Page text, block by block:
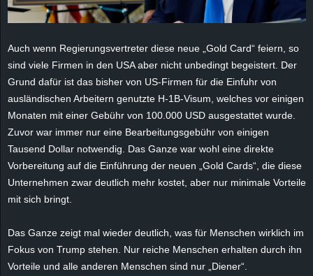
Auch wenn Regierungsvertreter diese neue „Gold Card“ feiern, so
sind viele Firmen in den USA aber nicht unbedingt begeistert. Der
Grund dafür ist das bisher von US-Firmen für die Einfuhr von
ausländischen Arbeitern genutzte H-1B-Visum, welches vor einigen
Monaten mit einer Gebühr von 100.000 USD ausgestattet wurde.
Zuvor war immer nur eine Bearbeitungsgebühr von einigen
Tausend Dollar notwendig. Das Ganze war wohl eine direkte
Vorbereitung auf die Einführung der neuen „Gold Cards“, die diese
Unternehmen zwar deutlich mehr kostet, aber nur minimale Vorteile
mit sich bringt.
Das Ganze zeigt mal wieder deutlich, was für Menschen wirklich im
Fokus von Trump stehen. Nur reiche Menschen erhalten durch ihn
Vorteile und alle anderen Menschen sind nur „Diener“.